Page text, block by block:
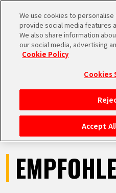
STARTSEITE
NEUES
HIGHLIGHTS
VIDEOS
We use cookies to
provide social media features
We also share information
our social media, advertising
Cookie Policy
Cookies
Accept